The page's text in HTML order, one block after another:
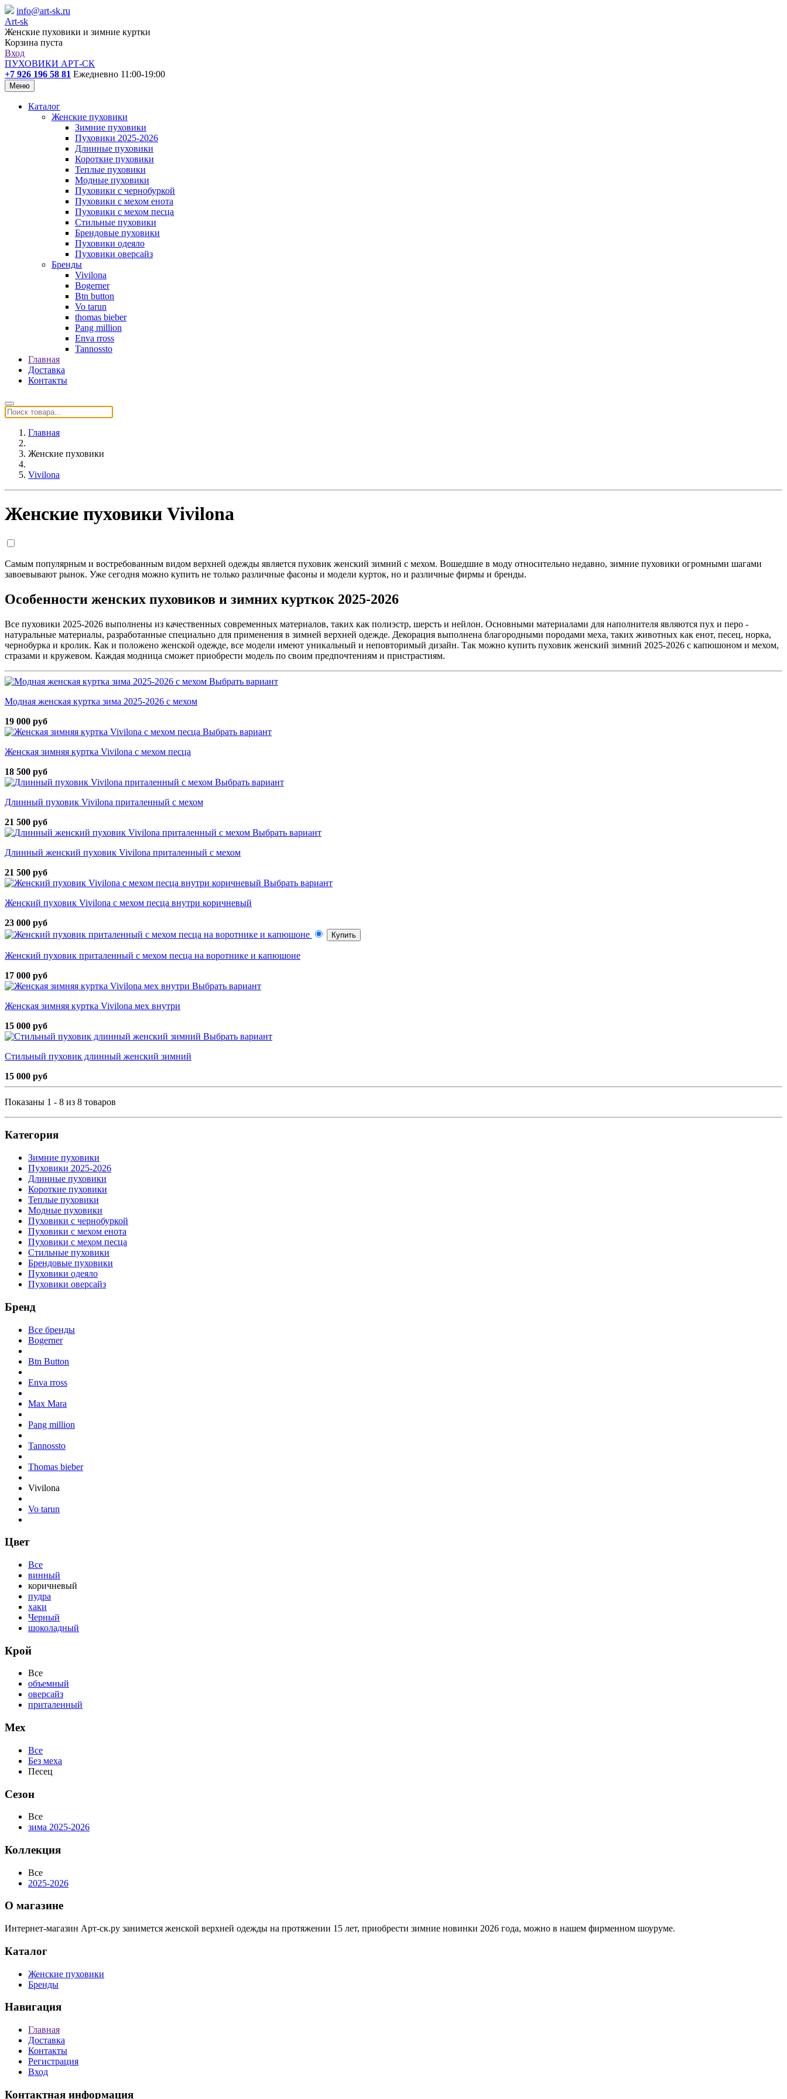
info@art-sk.ru
Art-sk
Женские пуховики и зимние куртки
Корзина пуста
Вход
ПУХОВИКИ АРТ-СК
+7 926 196 58 81 Ежедневно 11:00-19:00
Меню
Каталог
Женские пуховики
Зимние пуховики
Пуховики 2025-2026
Длинные пуховики
Короткие пуховики
Теплые пуховики
Модные пуховики
Пуховики с чернобуркой
Пуховики с мехом енота
Пуховики с мехом песца
Стильные пуховики
Брендовые пуховики
Пуховики одеяло
Пуховики оверсайз
Бренды
Vivilona
Bogerner
Btn button
Vo tarun
thomas bieber
Pang million
Enva rross
Tannossto
Главная
Доставка
Контакты
Главная
Женские пуховики
Vivilona
Женские пуховики Vivilona
Самым популярным и востребованным видом верхней одежды является пуховик женский зимний с мехом. Вошедшие в моду относительно недавно, зимние пуховики огромными шагами
завоевывают рынок. Уже сегодня можно купить не только различные фасоны и модели курток, но и различные фирмы и бренды.
Особенности женских пуховиков и зимних курткок 2025-2026
Все пуховики 2025-2026 выполнены из качественных современных материалов, таких как полиэстр, шерсть и нейлон. Основными материалами для наполнителя являются пух и перо -
натуральные материалы, разработанные специально для применения в зимней верхней одежде. Декорация выполнена благородными породами меха, таких животных как енот, песец, норка,
чернобурка и кролик. Как и положено женской одежде, все модели имеют уникальный и неповторимый дизайн. Так можно купить пуховик женский зимний 2025-2026 с капюшоном и мехом,
стразами и кружевом. Каждая модница сможет приобрести модель по своим предпочтениям и пристрастиям.
Выбрать вариант
Модная женская куртка зима 2025-2026 с мехом
19 000 руб
Выбрать вариант
Женская зимняя куртка Vivilona с мехом песца
18 500 руб
Выбрать вариант
Длинный пуховик Vivilona приталенный с мехом
21 500 руб
Выбрать вариант
Длинный женский пуховик Vivilona приталенный с мехом
21 500 руб
Выбрать вариант
Женский пуховик Vivilona с мехом песца внутри коричневый
23 000 руб
Купить
Женский пуховик приталенный с мехом песца на воротнике и капюшоне
17 000 руб
Выбрать вариант
Женская зимняя куртка Vivilona мех внутри
15 000 руб
Выбрать вариант
Стильный пуховик длинный женский зимний
15 000 руб
Показаны 1 - 8 из 8 товаров
Категория
Зимние пуховики
Пуховики 2025-2026
Длинные пуховики
Короткие пуховики
Теплые пуховики
Модные пуховики
Пуховики с чернобуркой
Пуховики с мехом енота
Пуховики с мехом песца
Стильные пуховики
Брендовые пуховики
Пуховики одеяло
Пуховики оверсайз
Бренд
Все бренды
Bogerner
Btn Button
Enva rross
Max Mara
Pang million
Tannossto
Thomas bieber
Vivilona
Vo tarun
Цвет
Все
винный
коричневый
пудра
хаки
Черный
шоколадный
Крой
Все
объемный
оверсайз
приталенный
Мех
Все
Без меха
Песец
Сезон
Все
зима 2025-2026
Коллекция
Все
2025-2026
О магазине
Интернет-магазин Арт-ск.ру занимется женской верхней одежды на протяжении 15 лет, приобрести зимние новинки 2026 года, можно в нашем фирменном шоуруме.
Каталог
Женские пуховики
Бренды
Навигация
Главная
Доставка
Контакты
Регистрация
Вход
Контактная информация